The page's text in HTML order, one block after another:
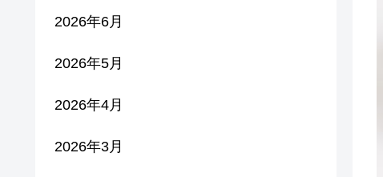
2026年6月
2026年5月
2026年4月
2026年3月